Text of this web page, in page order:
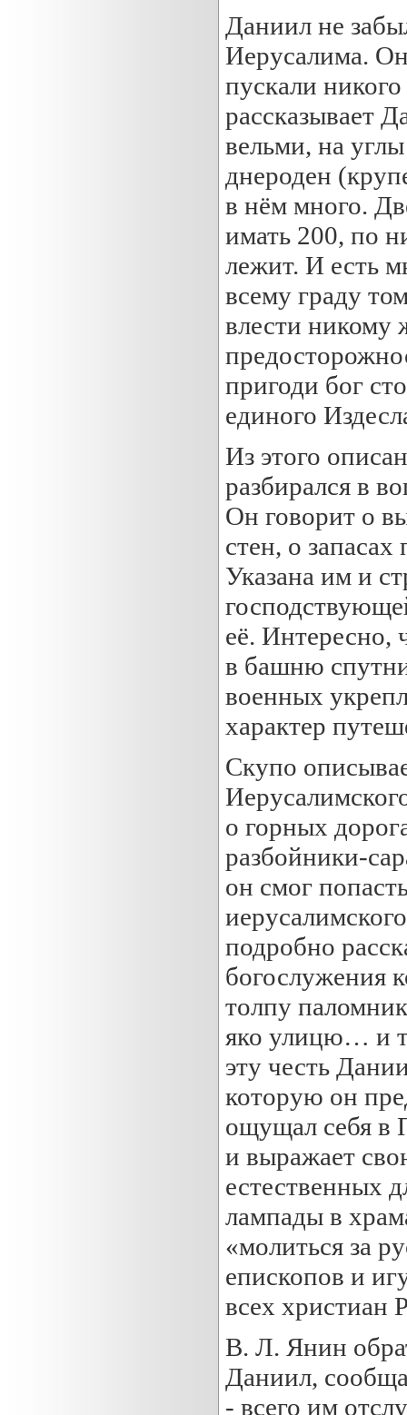
Даниил не
Иерусалима.
пускали
рассказывает
вельми, на
днероден
в нём много.
имать 200, по
лежит. И есть
всему граду
влести никому
пригоди бог
единого
Из этого
разбирался в
Он говорит о
стен, о
Указана им и
её. Интересно,
в башню
военных
характер
Скупо
о горных
разбойники-
он смог
подробно
богослужения
толпу
яко улицю… и
эту честь
которую он
ощущал себя в
и выражает
естественных
лампады в
«молиться за
епископов и
всех христиан
В. Л. Янин
Даниил,
- всего им